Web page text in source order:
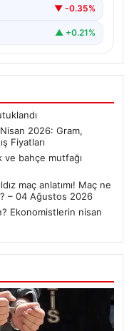
▼ -0.35%
▲ +0.21%
2026: Gram,
Fiyatları
ve bahçe mutfağı
maç anlatımı! Maç ne
– 04 Ağustos 2026
Ekonomistlerin nisan